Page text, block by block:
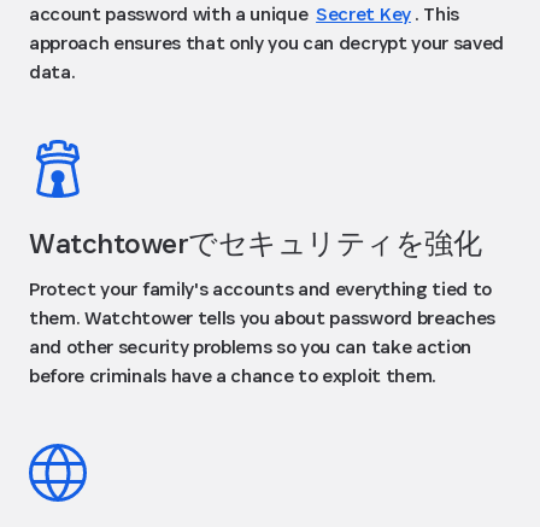
account password with a unique Secret Key. This
approach ensures that only you can decrypt your saved
data.
Watchtowerでセキュリティを強化
Protect your family's accounts and everything tied to
them. Watchtower tells you about password breaches
and other security problems so you can take action
before criminals have a chance to exploit them.